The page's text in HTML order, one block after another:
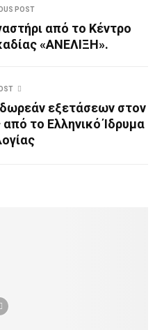
POST
από το Κέντρο
«ΑΝΕΛΙΞΗ».
εξετάσεων στον
το Ελληνικό Ίδρυμα